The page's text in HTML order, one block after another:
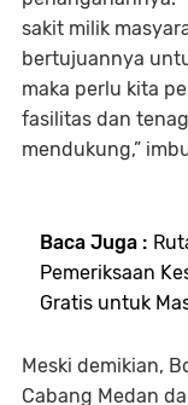
sakit milik
bertujuannya
maka perlu kita
fasilitas dan
mendukung,”
Baca Juga :
Pemeriksaan
Gratis untuk
Meski demikian,
Cabang Medan